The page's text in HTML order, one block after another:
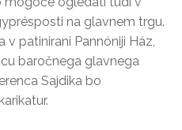
na glavnem trgu.
patinirani Pannóniji Ház,
baročnega glavnega
Sajdika bo